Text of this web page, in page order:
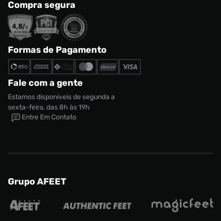
Compra segura
Formas de Pagamento
Fale com a gente
Estamos disponíveis de segunda a
sexta-feira, das 8h às 19h
Entre Em Contato
Grupo AFEET